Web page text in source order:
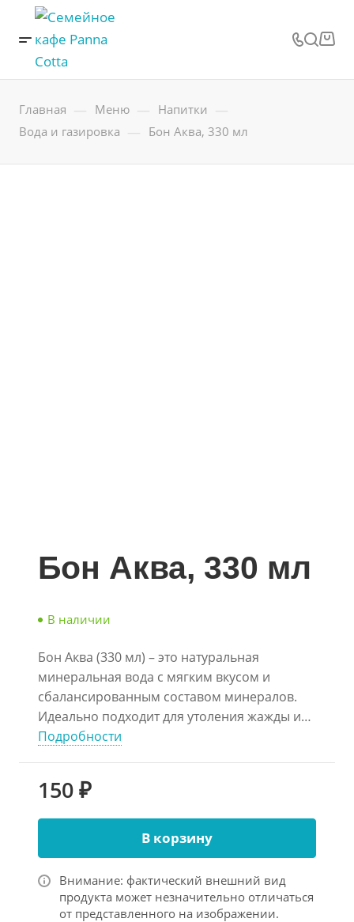
Главная — Меню — Напитки —
Вода и газировка — Бон Аква, 330 мл
Бон Аква, 330 мл
В наличии
Бон Аква (330 мл) – это натуральная
минеральная вода с мягким вкусом и
сбалансированным составом минералов.
Идеально подходит для утоления жажды и
поддержания водного баланса в течение
Подробности
150 ₽
В корзину
Внимание: фактический внешний вид
продукта может незначительно отличаться
от представленного на изображении.